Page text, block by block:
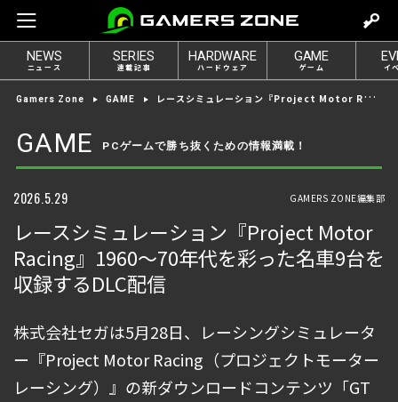
e
t
o
g
n
NEWS
ニュース
SERIES
連載記事
HARDWARE
ハードウェア
GAME
ゲーム イ
Gamers Zone GAME レースシミュレーション『Project Motor Racing』1960～70年代を彩った名車9台を収録するDLC配信
GAME PCゲームで勝ち抜くための情報満載！
2026.5.29 GAMERS ZONE編集部
レースシミュレーション『Project Motor
Racing』1960～70年代を彩った名車9台を
収録するDLC配信
株式会社セガは5月28日、レーシングシミュレータ
ー『Project Motor Racing（プロジェクトモーター
レーシング）』の新ダウンロードコンテンツ「GT